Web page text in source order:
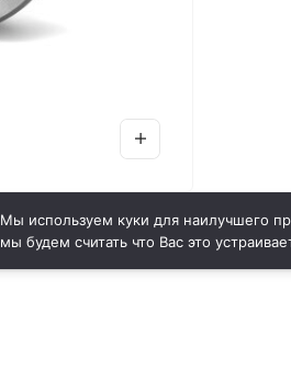
Мы используем куки для наилучшего
мы будем считать что Вас это